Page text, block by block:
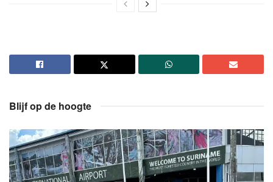
Blijf op de hoogte